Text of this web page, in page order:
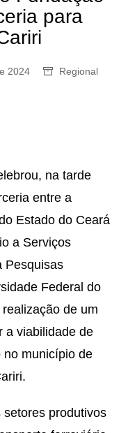
para
2024 Regional
na tarde
entre a
Estado do Ceará
a Serviços
Pesquisas
Federal do
de um
a viabilidade de
no município de
produtivos